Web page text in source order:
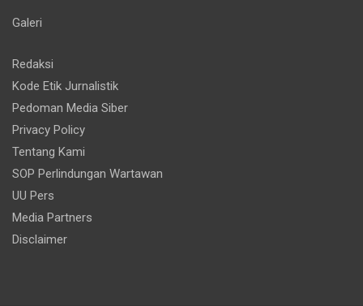
Galeri
Redaksi
Kode Etik Jurnalistik
Pedoman Media Siber
Privacy Policy
Tentang Kami
SOP Perlindungan Wartawan
UU Pers
Media Partners
Disclaimer